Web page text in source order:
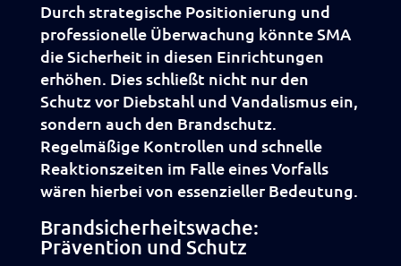
Durch strategische Positionierung und
professionelle Überwachung könnte SMA
die Sicherheit in diesen Einrichtungen
erhöhen. Dies schließt nicht nur den
Schutz vor Diebstahl und Vandalismus ein,
sondern auch den Brandschutz.
Regelmäßige Kontrollen und schnelle
Reaktionszeiten im Falle eines Vorfalls
wären hierbei von essenzieller Bedeutung.
Brandsicherheitswache:
Prävention und Schutz